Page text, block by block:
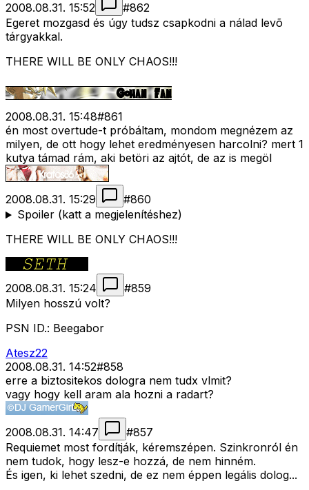
2008.08.31. 15:52 #862
Egeret mozgasd és úgy tudsz csapkodni a nálad levõ
tárgyakkal.
THERE WILL BE ONLY CHAOS!!!
2008.08.31. 15:48#861
én most overtude-t próbáltam, mondom megnézem az
milyen, de ott hogy lehet eredményesen harcolni? mert 1
kutya támad rám, aki betöri az ajtót, de az is megöl
2008.08.31. 15:29 #860
Spoiler (katt a megjelenítéshez)
THERE WILL BE ONLY CHAOS!!!
2008.08.31. 15:24 #859
Milyen hosszú volt?
PSN ID.: Beegabor
Atesz22
2008.08.31. 14:52#858
erre a biztositekos dologra nem tudx vlmit?
vagy hogy kell aram ala hozni a radart?
2008.08.31. 14:47 #857
Requiemet most fordítják, kéremszépen. Szinkronról én
nem tudok, hogy lesz-e hozzá, de nem hinném.
És igen, ki lehet szedni, de ez nem éppen legális dolog...